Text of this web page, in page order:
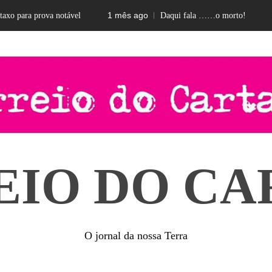
prova notável 1 mês ago Daqui fala ……o morto! 2
DO
O jornal da nossa Terra